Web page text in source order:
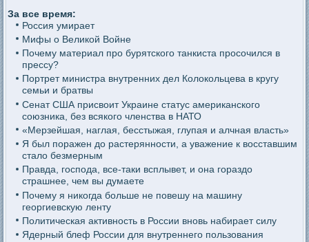
За все время:
Россия умирает
Мифы о Великой Войне
Почему материал про бурятского танкиста просочился в
прессу?
Портрет министра внутренних дел Колокольцева в кругу
семьи и братвы
Сенат США присвоит Украине статус американского
союзника, без всякого членства в НАТО
«Мерзейшая, наглая, бесстыжая, глупая и алчная власть»
Я был поражен до растерянности, а уважение к восставшим
стало безмерным
Правда, господа, все-таки всплывет, и она гораздо
страшнее, чем вы думаете
Почему я никогда больше не повешу на машину
георгиевскую ленту
Политическая активность в России вновь набирает силу
Ядерный блеф России для внутреннего пользования